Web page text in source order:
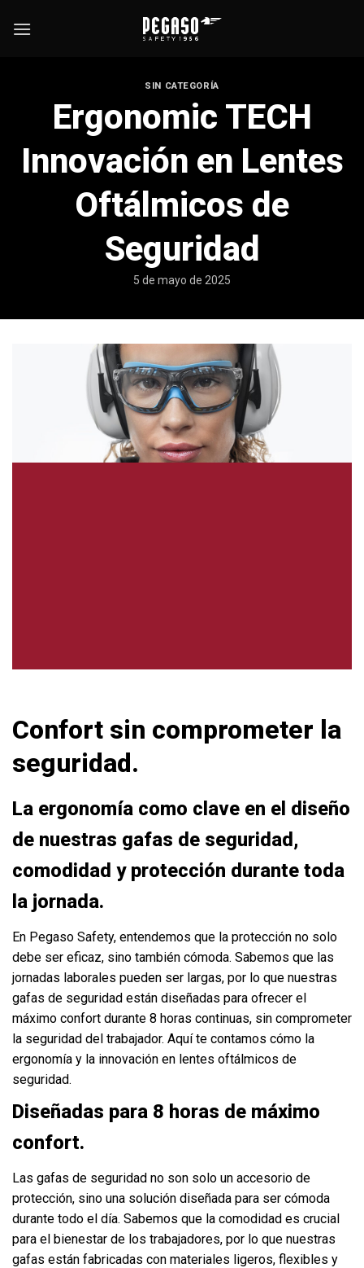
SIN CATEGORÍA
Ergonomic TECH
Innovación en Lentes
Oftálmicos de
Seguridad
5 de mayo de 2025
Confort sin comprometer la
seguridad.
La ergonomía como clave en el diseño
de nuestras gafas de seguridad,
comodidad y protección durante toda
la jornada.
En Pegaso Safety, entendemos que la protección no solo
debe ser eficaz, sino también cómoda. Sabemos que las
jornadas laborales pueden ser largas, por lo que nuestras
gafas de seguridad están diseñadas para ofrecer el
máximo confort durante 8 horas continuas, sin comprometer
la seguridad del trabajador. Aquí te contamos cómo la
ergonomía y la innovación en lentes oftálmicos de
seguridad.
Diseñadas para 8 horas de máximo
confort.
Las gafas de seguridad no son solo un accesorio de
protección, sino una solución diseñada para ser cómoda
durante todo el día. Sabemos que la comodidad es crucial
para el bienestar de los trabajadores, por lo que nuestras
gafas están fabricadas con materiales ligeros, flexibles y